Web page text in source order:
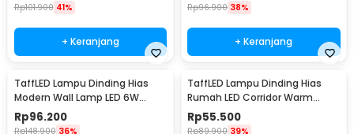
Rp101.900 41%
+ Keranjang
Rp96.900 38%
+ Keranjang
TaffLED Lampu Dinding Hias
Modern Wall Lamp LED 6W
Warm White 85-265V -
WLA8286
Rp96.200
Rp148.900 36%
TaffLED Lampu Dinding Hias
Rumah LED Corridor Warm
White 3000K 6W 22cm - F0011
Rp55.500
Rp89.900 39%